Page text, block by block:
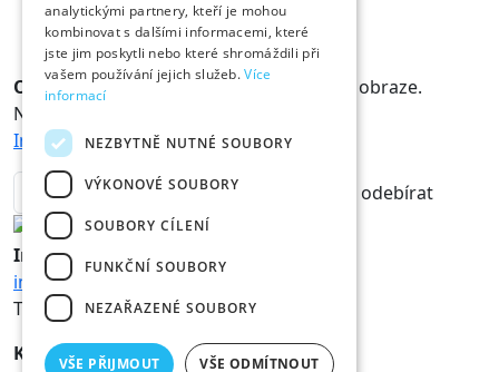
Odběr novinekKrálové a Královny jsou v obraze.
Novinky vám rádi doručíme na mail.
Informace o zpracování osobních údajů
odebírat
Informace
info@hk800.cz
T:
+420 734 561 247
Kancelář oslav
analytickými partnery, kteří je mohou
kombinovat s dalšími informacemi, které
jste jim poskytli nebo které shromáždili při
vašem používání jejich služeb.Více
informací
NEZBYTNĚ NUTNÉ SOUBORY
VÝKONOVÉ SOUBORY
SOUBORY CÍLENÍ
FUNKČNÍ SOUBORY
NEZAŘAZENÉ SOUBORY
VŠE PŘIJMOUT VŠE ODMÍTNOUT